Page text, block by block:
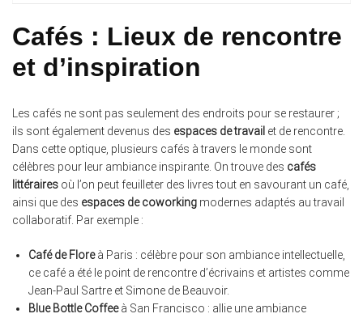
Cafés : Lieux de rencontre
et d’inspiration
Les cafés ne sont pas seulement des endroits pour se restaurer ;
ils sont également devenus des espaces de travail et de rencontre.
Dans cette optique, plusieurs cafés à travers le monde sont
célèbres pour leur ambiance inspirante. On trouve des cafés
littéraires où l’on peut feuilleter des livres tout en savourant un café,
ainsi que des espaces de coworking modernes adaptés au travail
collaboratif. Par exemple :
Café de Floreà Paris : célèbre pour son ambiance intellectuelle,
ce café a été le point de rencontre d’écrivains et artistes comme
Jean-Paul Sartre et Simone de Beauvoir.
Blue Bottle Coffeeà San Francisco : allie une ambiance